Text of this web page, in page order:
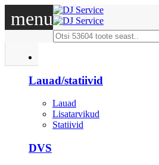
menu
Lauad/statiivid
Lauad
Lisatarvikud
Statiivid
DVS